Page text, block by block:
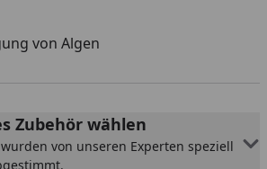
von Algen
Zubehör wählen
von unseren Experten speziell